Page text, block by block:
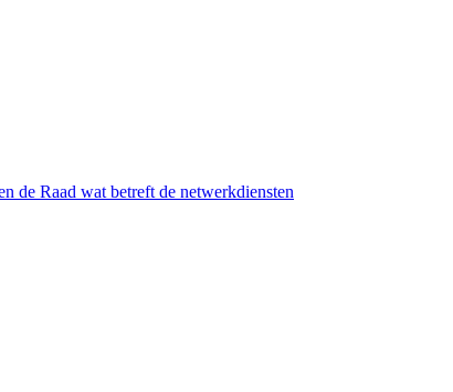
de Raad wat betreft de netwerkdiensten